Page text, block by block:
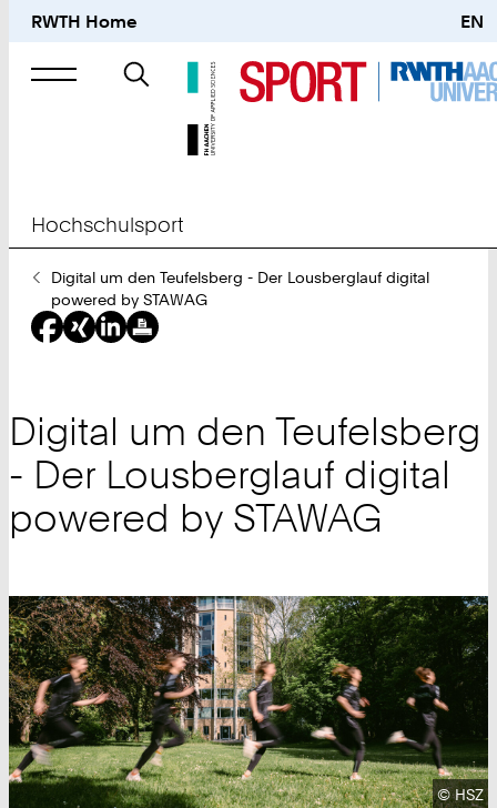
RWTH Home EN
Suche
nach
Hochschulsport
Sie
sind
hier:
Digital um den Teufelsberg - Der Lousberglauf digital
powered by STAWAG
Digital um den Teufelsberg
- Der Lousberglauf digital
powered by STAWAG
©HSZ